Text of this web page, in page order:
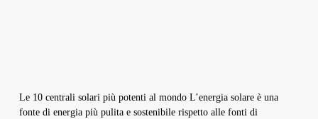
Le 10 centrali solari più potenti al mondo L’energia solare è una
fonte di energia più pulita e sostenibile rispetto alle fonti di